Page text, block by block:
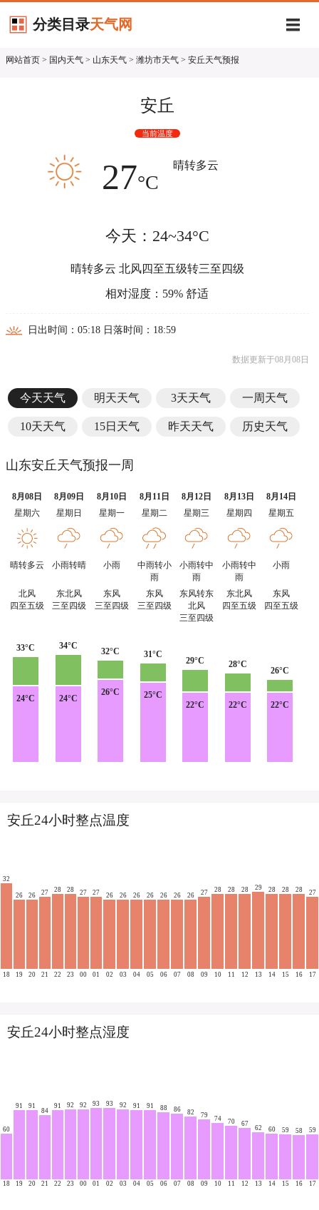
分类目录天气网
网站首页 > 国内天气 > 山东天气 > 潍坊市天气 > 安丘天气预报
安丘
当前温度
27°C
晴转多云
今天：24~34°C
晴转多云 北风四至五级转三至四级
相对湿度：59% 舒适
日出时间：05:18 日落时间：18:59
数据更新于08月08日
今天天气 明天天气 3天天气 一周天气
10天天气 15日天气 昨天天气 历史天气
山东安丘天气预报一周
8月08日 8月09日 8月10日 8月11日 8月12日 8月13日
8月14日
星期六
星期日 星期一 星期二 星期三 星期四 星期五
晴转多云 小雨转晴 小雨
中雨转小
雨
小雨转中
雨
小雨转中
雨
小雨
北风
四至五级
东北风
三至四级
东风
三至四级
东风
三至四级
东风转东
北风
三至四级
东北风
四至五级
东风
四至五级
33°C
24°C
34°C
24°C
32°C
26°C
31°C
25°C
29°C
22°C
28°C
22°C
26°C
22°C
安丘24小时整点温度
32
18
26
19
26
20
27
21
28
22
28
23
27
00
27
01
26
02
26
03
26
04
26
05
26
06
26
07
26
08
27
09
28
10
28
11
28
12
29
13
28
14
28
15
28
16
27
17
安丘24小时整点湿度
60
18
91
19
91
20
84
21
91
22
92
23
92
00
93
01
93
02
92
03
91
04
91
05
88
06
86
07
82
08
79
09
74
10
70
11
67
12
62
13
60
14
59
15
58
16
59
17